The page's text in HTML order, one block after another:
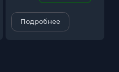
Подробнее